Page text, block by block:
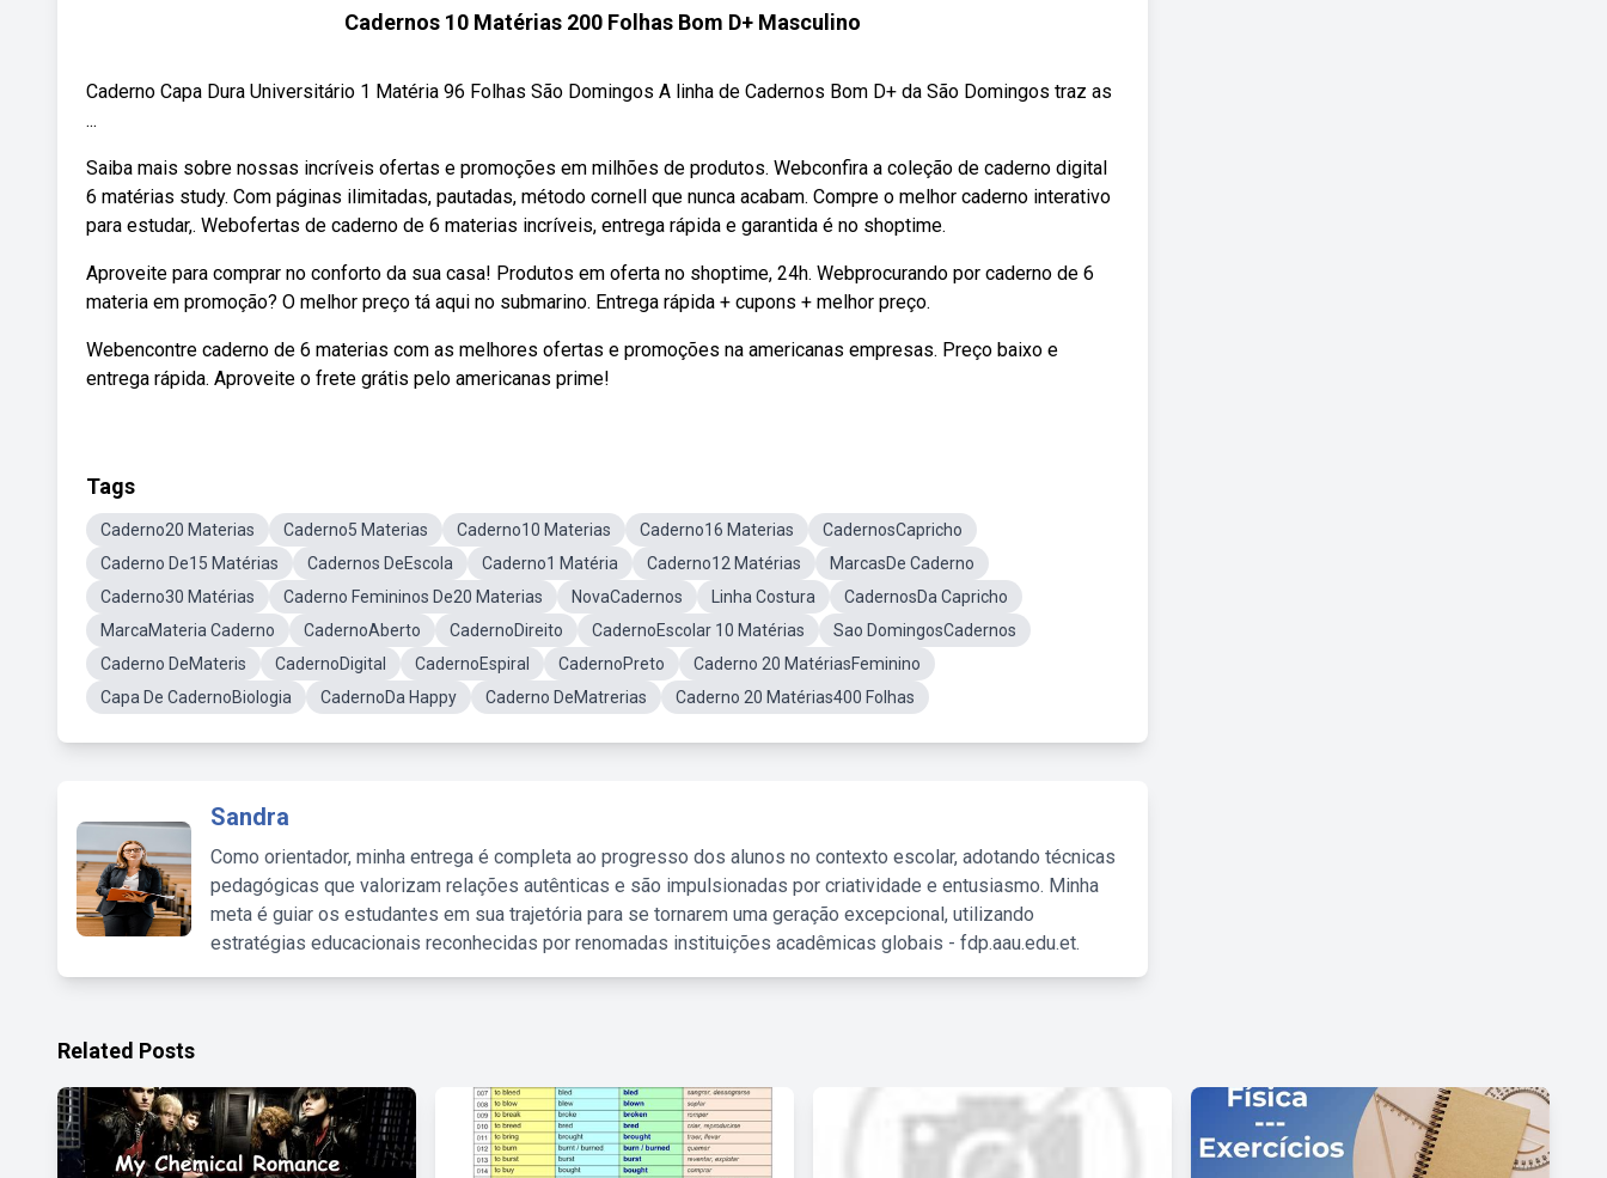
Cadernos 10 Matérias 200 Folhas Bom D+ Masculino
Caderno Capa Dura Universitário 1 Matéria 96 Folhas São Domingos A linha de Cadernos Bom D+ da São Domingos traz as
...
Saiba mais sobre nossas incríveis ofertas e promoções em milhões de produtos. Webconfira a coleção de caderno digital
6 matérias study. Com páginas ilimitadas, pautadas, método cornell que nunca acabam. Compre o melhor caderno interativo
para estudar,. Webofertas de caderno de 6 materias incríveis, entrega rápida e garantida é no shoptime.
Aproveite para comprar no conforto da sua casa! Produtos em oferta no shoptime, 24h. Webprocurando por caderno de 6
materia em promoção? O melhor preço tá aqui no submarino. Entrega rápida + cupons + melhor preço.
Webencontre caderno de 6 materias com as melhores ofertas e promoções na americanas empresas. Preço baixo e
entrega rápida. Aproveite o frete grátis pelo americanas prime!
Tags
Caderno20 Materias Caderno5 Materias Caderno10 Materias Caderno16 Materias
CadernosCapricho
Caderno De15 Matérias
Cadernos DeEscola Caderno1 Matéria Caderno12 Matérias
MarcasDe Caderno
Caderno30 Matérias
Caderno Femininos De20 Materias NovaCadernos Linha Costura
CadernosDa Capricho
MarcaMateria Caderno
CadernoAberto CadernoDireito CadernoEscolar 10 Matérias
Sao DomingosCadernos
Caderno DeMateris
CadernoDigital CadernoEspiral CadernoPreto
Caderno 20 MatériasFeminino
Capa De CadernoBiologia
CadernoDa Happy Caderno DeMatrerias Caderno 20 Matérias400 Folhas
Sandra
Como orientador, minha entrega é completa ao progresso dos alunos no contexto escolar, adotando técnicas
pedagógicas que valorizam relações autênticas e são impulsionadas por criatividade e entusiasmo. Minha
meta é guiar os estudantes em sua trajetória para se tornarem uma geração excepcional, utilizando
estratégias educacionais reconhecidas por renomadas instituições acadêmicas globais - fdp.aau.edu.et.
Related Posts